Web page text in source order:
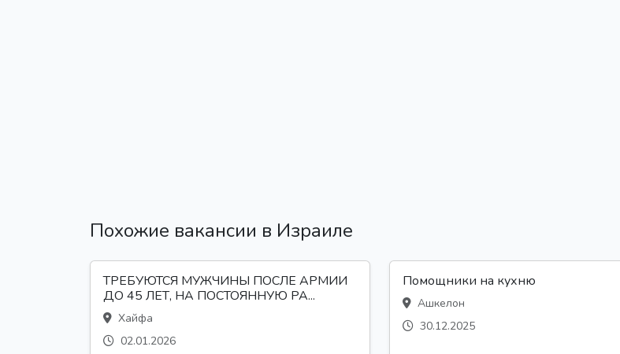
Похожие вакансии в Израиле
ТРЕБУЮТСЯ МУЖЧИНЫ ПОСЛЕ АРМИИ
ДО 45 ЛЕТ, НА ПОСТОЯННУЮ РА...
Хайфа
02.01.2026
Помощники на кухню
Ашкелон
30.12.2025